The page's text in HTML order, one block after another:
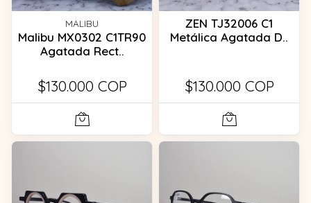
MALIBU
Malibu MX0302 C1TR90
Agatada Rect..
$130.000 COP
ZEN TJ32006 C1
Metálica Agatada D..
$130.000 COP